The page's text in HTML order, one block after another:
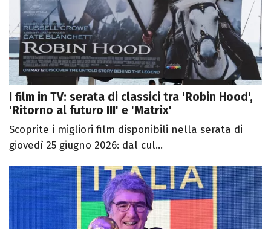
I film in TV: serata di classici tra 'Robin Hood',
'Ritorno al futuro III' e 'Matrix'
Scoprite i migliori film disponibili nella serata di
giovedì 25 giugno 2026: dal cul...